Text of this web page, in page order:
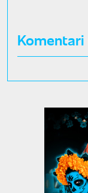
Komentari